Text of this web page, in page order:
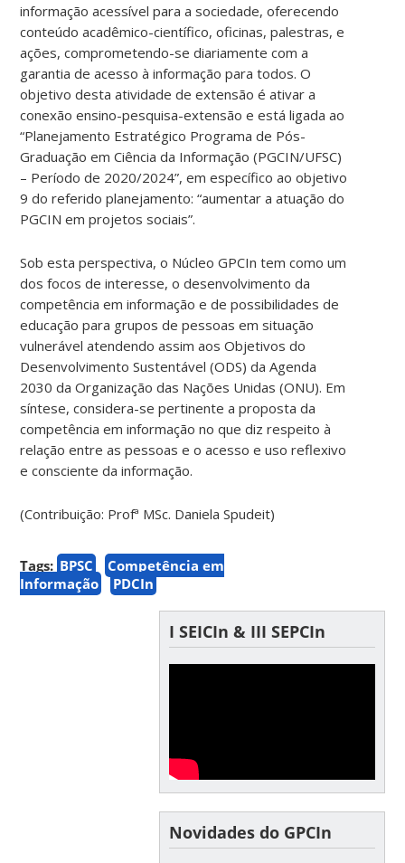
informação acessível para a sociedade, oferecendo
conteúdo acadêmico-científico, oficinas, palestras, e
ações, comprometendo-se diariamente com a
garantia de acesso à informação para todos. O
objetivo desta atividade de extensão é ativar a
conexão ensino-pesquisa-extensão e está ligada ao
“Planejamento Estratégico Programa de Pós-
Graduação em Ciência da Informação (PGCIN/UFSC)
– Período de 2020/2024”, em específico ao objetivo
9 do referido planejamento: “aumentar a atuação do
PGCIN em projetos sociais”.
Sob esta perspectiva, o Núcleo GPCIn tem como um
dos focos de interesse, o desenvolvimento da
competência em informação e de possibilidades de
educação para grupos de pessoas em situação
vulnerável atendendo assim aos Objetivos do
Desenvolvimento Sustentável (ODS) da Agenda
2030 da Organização das Nações Unidas (ONU). Em
síntese, considera-se pertinente a proposta da
competência em informação no que diz respeito à
relação entre as pessoas e o acesso e uso reflexivo
e consciente da informação.
(Contribuição: Profª MSc. Daniela Spudeit)
Tags: BPSC
Competência em
Informação
PDCIn
I SEICIn & III SEPCIn
Novidades do GPCIn